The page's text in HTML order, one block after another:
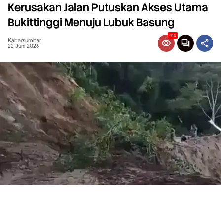
Kerusakan Jalan Putuskan Akses Utama
Bukittinggi Menuju Lubuk Basung
Kabarsumbar
22 Juni 2026
415